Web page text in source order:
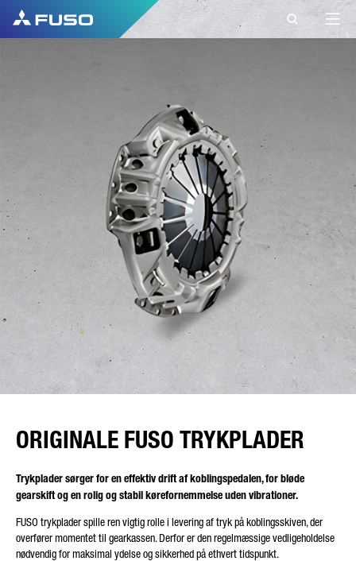
ORIGINALE FUSO TRYKPLADER
Trykplader sørger for en effektiv drift af koblingspedalen, for bløde
gearskift og en rolig og stabil kørefornemmelse uden vibrationer.
FUSO trykplader spille ren vigtig rolle i levering af tryk på koblingsskiven, der
overfører momentet til gearkassen. Derfor er den regelmæssige vedligeholdelse
nødvendig for maksimal ydelse og sikkerhed på ethvert tidspunkt.